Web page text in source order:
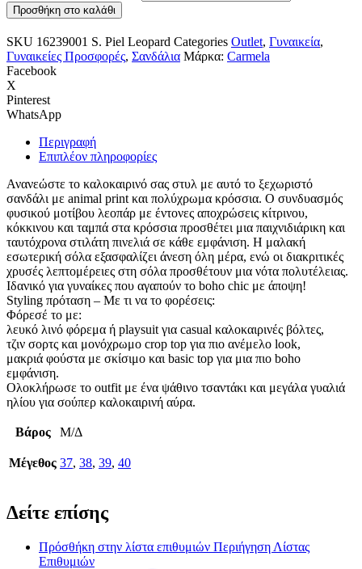
Προσθήκη στο καλάθι
SKU 16239001 S. Piel Leopard Categories Outlet, Γυναικεία,
Γυναικείες Προσφορές, Σανδάλια Μάρκα: Carmela
Facebook
X
Pinterest
WhatsApp
Περιγραφή
Επιπλέον πληροφορίες
Ανανεώστε το καλοκαιρινό σας στυλ με αυτό το ξεχωριστό
σανδάλι με animal print και πολύχρωμα κρόσσια. Ο συνδυασμός
φυσικού μοτίβου λεοπάρ με έντονες αποχρώσεις κίτρινου,
κόκκινου και ταμπά στα κρόσσια προσθέτει μια παιχνιδιάρικη και
ταυτόχρονα στιλάτη πινελιά σε κάθε εμφάνιση. Η μαλακή
εσωτερική σόλα εξασφαλίζει άνεση όλη μέρα, ενώ οι διακριτικές
χρυσές λεπτομέρειες στη σόλα προσθέτουν μια νότα πολυτέλειας.
Ιδανικό για γυναίκες που αγαπούν το boho chic με άποψη!
Styling πρόταση – Με τι να το φορέσεις:
Φόρεσέ το με:
λευκό λινό φόρεμα ή playsuit για casual καλοκαιρινές βόλτες,
τζιν σορτς και μονόχρωμο crop top για πιο ανέμελο look,
μακριά φούστα με σκίσιμο και basic top για μια πιο boho
εμφάνιση.
Ολοκλήρωσε το outfit με ένα ψάθινο τσαντάκι και μεγάλα γυαλιά
ηλίου για σούπερ καλοκαιρινή αύρα.
Βάρος Μ/Δ
Μέγεθος 37, 38, 39, 40
Δείτε επίσης
Πρόσθήκη στην λίστα επιθυμιών Περιήγηση Λίστας
Επιθυμιών